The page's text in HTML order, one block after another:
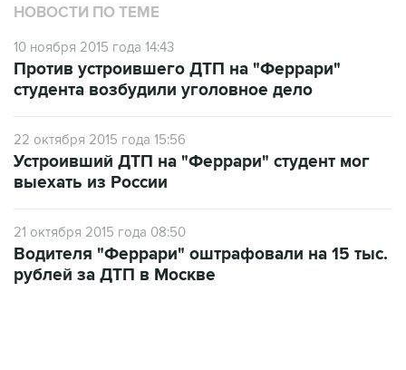
НОВОСТИ ПО ТЕМЕ
10 ноября 2015 года 14:43
Против устроившего ДТП на "Феррари"
студента возбудили уголовное дело
22 октября 2015 года 15:56
Устроивший ДТП на "Феррари" студент мог
выехать из России
21 октября 2015 года 08:50
Водителя "Феррари" оштрафовали на 15 тыс.
рублей за ДТП в Москве